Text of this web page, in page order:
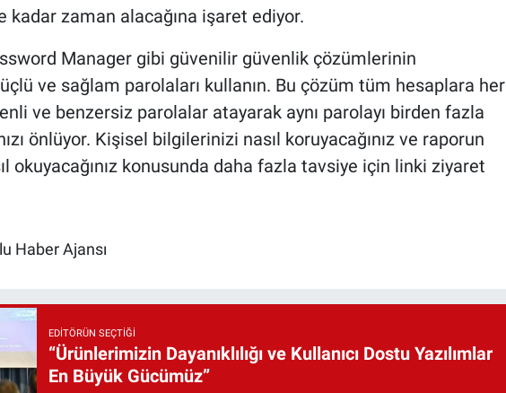
kadar zaman alacağına işaret ediyor.
Manager gibi güvenilir güvenlik çözümlerinin
ve sağlam parolaları kullanın. Bu çözüm tüm hesaplara her
ve benzersiz parolalar atayarak aynı parolayı birden fazla
önlüyor. Kişisel bilgilerinizi nasıl koruyacağınız ve raporun
okuyacağınız konusunda daha fazla tavsiye için linki ziyaret
Haber Ajansı
EDITÖRÜN SEÇTIĞI
“Ürünlerimizin Dayanıklılığı ve Kullanıcı Dostu Yazılımlar
En Büyük Gücümüz”